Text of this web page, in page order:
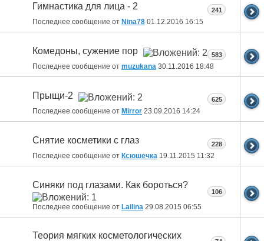
Гимнастика для лица - 2
Последнее сообщение от Nina78 01.12.2016 16:15
241
Комедоны, сужение пор
Последнее сообщение от muzukana 30.11.2016 18:48
583
Прыщи-2
Последнее сообщение от Mirror 23.09.2016 14:24
625
Снятие косметики с глаз
Последнее сообщение от Ксюшечка 19.11.2015 11:32
228
Синяки под глазами. Как бороться?
Последнее сообщение от Lailina 29.08.2015 06:55
106
Теория мягких косметологических